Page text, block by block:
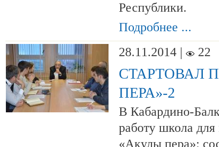
Республики.
Подробнее ...
28.11.2014 |
22
СТАРТОВАЛ
ПЕРА»-2
В Кабардино-
работу школа
«Акулы пера»: